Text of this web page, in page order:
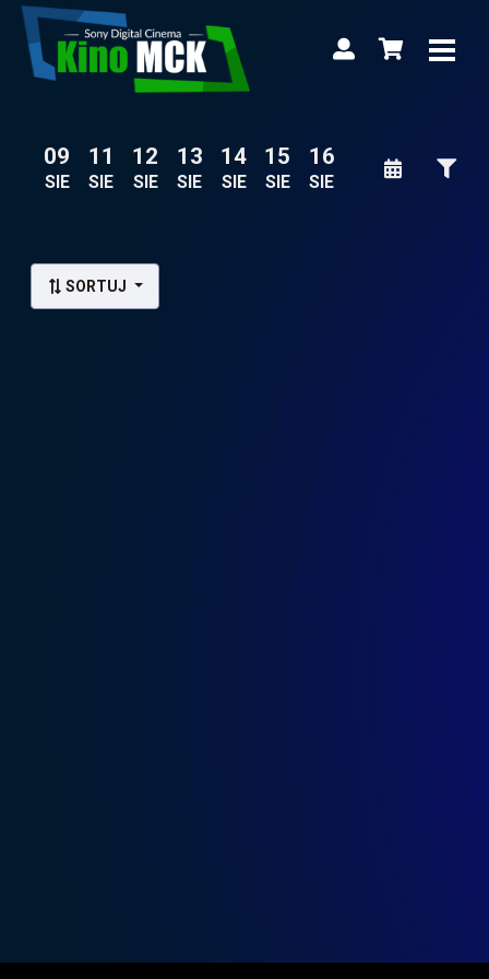
09
SIE
11
SIE
12
SIE
13
SIE
14
SIE
15
SIE
16
SIE
Lista wydarzeń:
SORTUJ